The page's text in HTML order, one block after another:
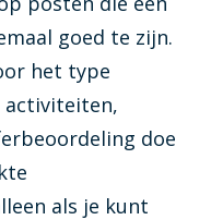
goed te zijn.
het type
activiteiten,
doe
als je kunt